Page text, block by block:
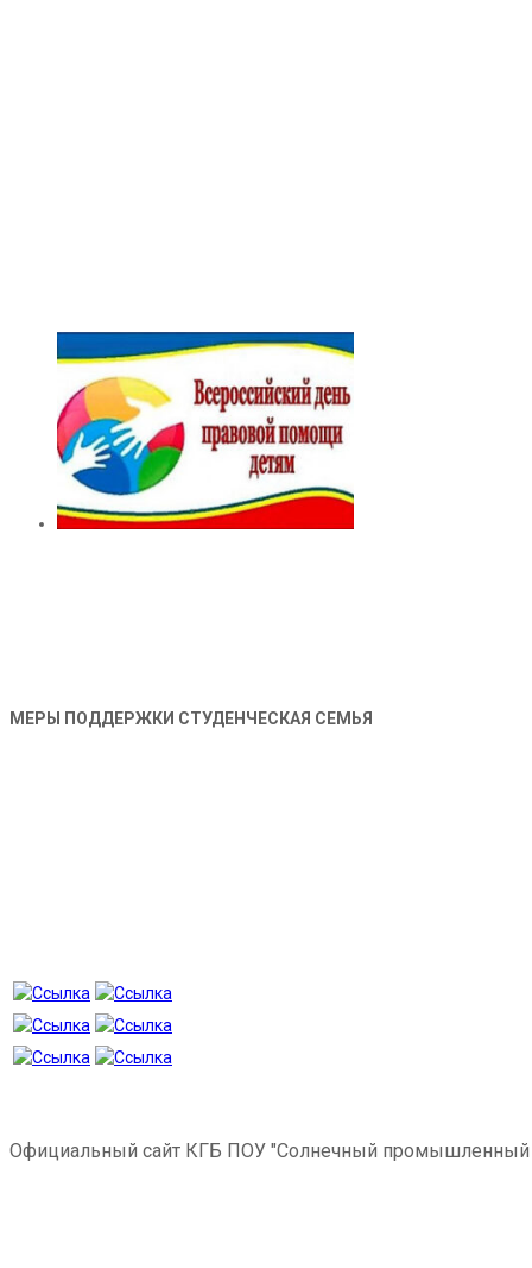
МЕРЫ ПОДДЕРЖКИ СТУДЕНЧЕСКАЯ СЕМЬЯ
Официальный сайт КГБ ПОУ "Солнечный промышленный